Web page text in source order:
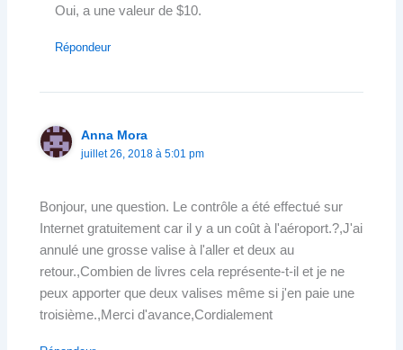
Oui, a une valeur de $10.
Répondeur
Anna Mora
juillet 26, 2018 à 5:01 pm
Bonjour, une question. Le contrôle a été effectué sur
Internet gratuitement car il y a un coût à l'aéroport.?,J'ai
annulé une grosse valise à l'aller et deux au
retour.,Combien de livres cela représente-t-il et je ne
peux apporter que deux valises même si j'en paie une
troisième.,Merci d'avance,Cordialement